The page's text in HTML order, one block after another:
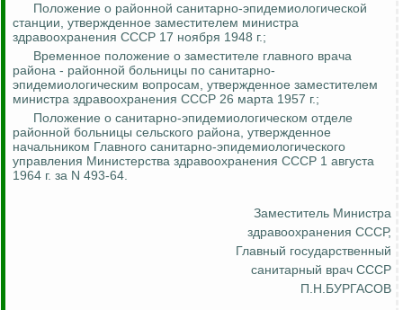
Положение о районной санитарно-эпидемиологической
станции, утвержденное заместителем министра
здравоохранения СССР 17 ноября 1948 г.;
Временное положение о заместителе главного врача
района - районной больницы по санитарно-
эпидемиологическим вопросам, утвержденное заместителем
министра здравоохранения СССР 26 марта 1957 г.;
Положение о санитарно-эпидемиологическом отделе
районной больницы сельского района, утвержденное
начальником Главного санитарно-эпидемиологического
управления Министерства здравоохранения СССР 1 августа
1964 г. за N 493-64.
Заместитель Министра
здравоохранения СССР,
Главный государственный
санитарный врач СССР
П.Н.БУРГАСОВ